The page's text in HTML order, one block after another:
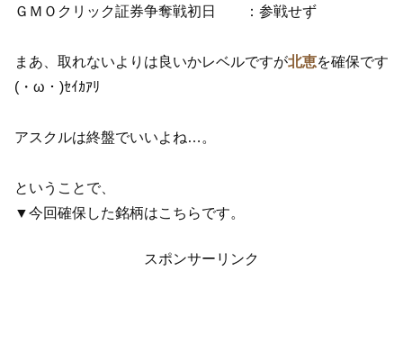
ＧＭＯクリック証券争奪戦初日 ：参戦せず
まあ、取れないよりは良いかレベルですが北恵を確保です
(・ω・)ｾｲｶｱﾘ
アスクルは終盤でいいよね…。
ということで、
▼今回確保した銘柄はこちらです。
スポンサーリンク